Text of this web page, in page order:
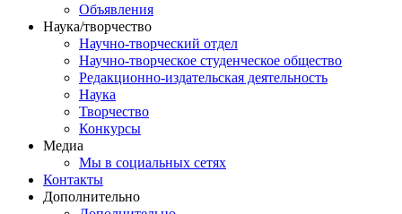
Объявления
Наука/творчество
Научно-творческий отдел
Научно-творческое студенческое общество
Редакционно-издательская деятельность
Наука
Творчество
Конкурсы
Медиа
Мы в социальных сетях
Контакты
Дополнительно